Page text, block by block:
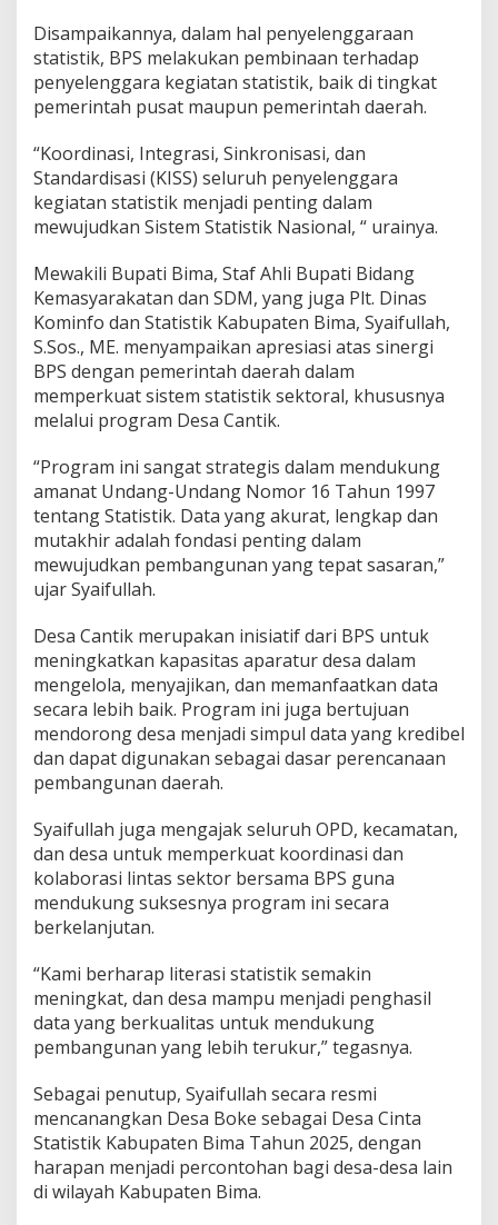
Disampaikannya, dalam hal penyelenggaraan
statistik, BPS melakukan pembinaan terhadap
penyelenggara kegiatan statistik, baik di tingkat
pemerintah pusat maupun pemerintah daerah.
“Koordinasi, Integrasi, Sinkronisasi, dan
Standardisasi (KISS) seluruh penyelenggara
kegiatan statistik menjadi penting dalam
mewujudkan Sistem Statistik Nasional, “ urainya.
Mewakili Bupati Bima, Staf Ahli Bupati Bidang
Kemasyarakatan dan SDM, yang juga Plt. Dinas
Kominfo dan Statistik Kabupaten Bima, Syaifullah,
S.Sos., ME. menyampaikan apresiasi atas sinergi
BPS dengan pemerintah daerah dalam
memperkuat sistem statistik sektoral, khususnya
melalui program Desa Cantik.
“Program ini sangat strategis dalam mendukung
amanat Undang-Undang Nomor 16 Tahun 1997
tentang Statistik. Data yang akurat, lengkap dan
mutakhir adalah fondasi penting dalam
mewujudkan pembangunan yang tepat sasaran,”
ujar Syaifullah.
Desa Cantik merupakan inisiatif dari BPS untuk
meningkatkan kapasitas aparatur desa dalam
mengelola, menyajikan, dan memanfaatkan data
secara lebih baik. Program ini juga bertujuan
mendorong desa menjadi simpul data yang kredibel
dan dapat digunakan sebagai dasar perencanaan
pembangunan daerah.
Syaifullah juga mengajak seluruh OPD, kecamatan,
dan desa untuk memperkuat koordinasi dan
kolaborasi lintas sektor bersama BPS guna
mendukung suksesnya program ini secara
berkelanjutan.
“Kami berharap literasi statistik semakin
meningkat, dan desa mampu menjadi penghasil
data yang berkualitas untuk mendukung
pembangunan yang lebih terukur,” tegasnya.
Sebagai penutup, Syaifullah secara resmi
mencanangkan Desa Boke sebagai Desa Cinta
Statistik Kabupaten Bima Tahun 2025, dengan
harapan menjadi percontohan bagi desa-desa lain
di wilayah Kabupaten Bima.